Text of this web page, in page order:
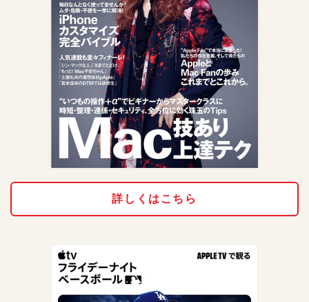
詳しくはこちら